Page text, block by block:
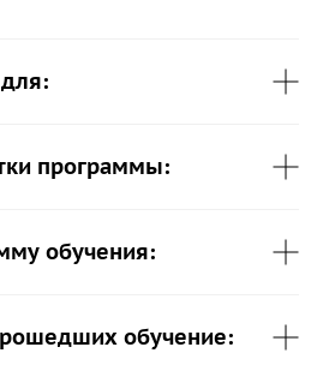
программы:
обучения:
обучение: